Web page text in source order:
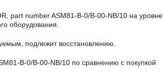
part number ASM81-B-0/B-00-NB/10 на уровне
оборудования.
подлежит восстановлению.
B-0/B-00-NB/10 по сравнению с покупкой